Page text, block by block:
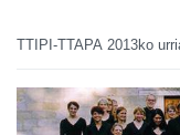
TTIPI-TTAPA 2013ko